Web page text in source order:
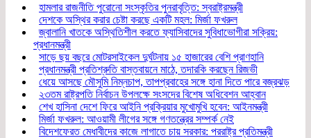
হামলার রাজনীতি পুরোনো সংস্কৃতির পুনরাবৃত্তি: স্বরাষ্ট্রমন্ত্রী
দেশকে অস্থির করার চেষ্টা করছে একটি মহল: মির্জা ফখরুল
জ্বালানি খাতকে অস্থিতিশীল করতে ফ্যাসিবাদের সুবিধাভোগীরা সক্রিয়:
প্রধানমন্ত্রী
সাড়ে ছয় বছরে মোটরসাইকেল দুর্ঘটনায় ১৫ হাজারের বেশি প্রাণহানি
প্রধানমন্ত্রী প্রতিশ্রুতি বাস্তবায়নে মাঠে, তদারকি করছেন রিজভী
ধেয়ে আসছে মৌসুমি নিম্নচাপ, তাপপ্রবাহের সঙ্গে হানা দিতে পারে বজ্রঝড়
২৩তম রাষ্ট্রপতি নির্বাচন উপলক্ষে সংসদের বিশেষ অধিবেশন আহ্বান
শেখ হাসিনা দেশে ফিরে আইনি প্রক্রিয়ার মুখোমুখি হবেন: আইনমন্ত্রী
মির্জা ফখরুল: আওয়ামী লীগের সঙ্গে গণতন্ত্রের সম্পর্ক নেই
বিদেশফেরত মেধাবীদের কাজে লাগাতে চায় সরকার: পররাষ্ট্র প্রতিমন্ত্রী